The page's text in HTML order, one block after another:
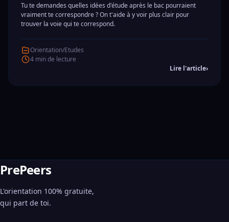
Tu te demandes quelles idées d'étude après le bac pourraient
vraiment te correspondre ? On t'aide à y voir plus clair pour
trouver la voie qui te correspond.
Orientation/Etudes
4 min de lecture
Lire l'article›
PrePeers
L'orientation 100% gratuite,
qui part de toi.